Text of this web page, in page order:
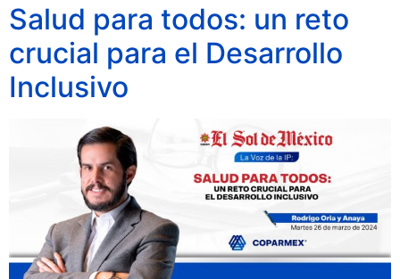
Salud para todos: un reto
crucial para el Desarrollo
Inclusivo